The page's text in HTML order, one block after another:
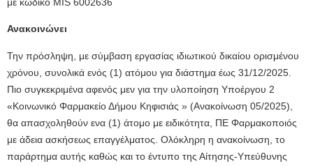
Ανακοινώνει
Την πρόσληψη, με σύμβαση εργασίας ιδιωτικού δικαίου ορισμένου
χρόνου, συνολικά ενός (1) ατόμου για διάστημα έως 31/12/2025.
Πιο συγκεκριμένα αφενός μεν για την υλοποίηση Υποέργου 2
«Κοινωνικό Φαρμακείο Δήμου Κηφισιάς » (Ανακοίνωση 05/2025),
θα απασχοληθούν ενα (1) άτομο με ειδικότητα, ΠΕ Φαρμακοποιός
με άδεια ασκήσεως επαγγέλματος. Ολόκληρη η ανακοίνωση, το
παράρτημα αυτής καθώς και το έντυπο της Αίτησης-Υπεύθυνης